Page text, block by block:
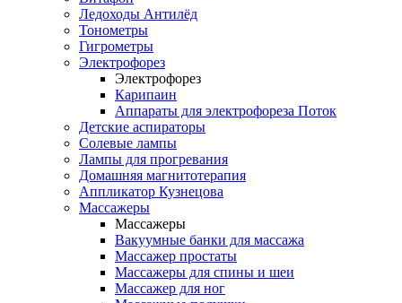
Ледоходы Антилёд
Тонометры
Гигрометры
Электрофорез
Электрофорез
Карипаин
Аппараты для электрофореза Поток
Детские аспираторы
Солевые лампы
Лампы для прогревания
Домашняя магнитотерапия
Аппликатор Кузнецова
Массажеры
Массажеры
Вакуумные банки для массажа
Массажер простаты
Массажеры для спины и шеи
Массажер для ног